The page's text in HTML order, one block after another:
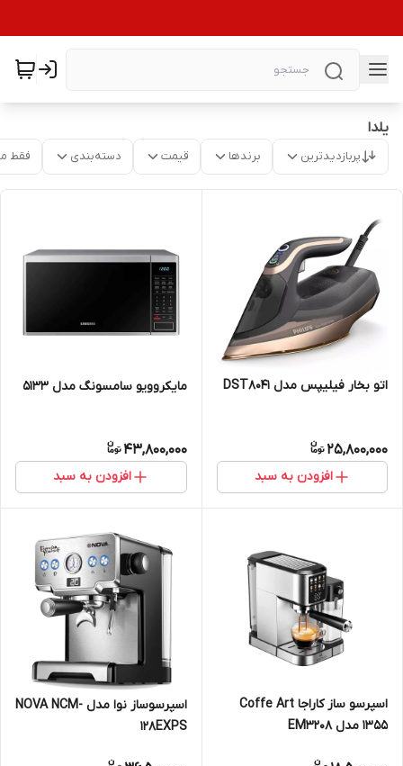
یلدا
پربازدیدترین برندها قیمت دسته‌بندی فقط
اتو بخار فیلیپس مدل DST8041
25,800,000
افزودن به سبد
مایکروویو سامسونگ مدل 5133
43,800,000
افزودن به سبد
اسپرسو ساز کاراجا Coffe Art
1355 مدل EM3208
اسپرسوساز نوا مدل NOVA NCM-
128EXPS